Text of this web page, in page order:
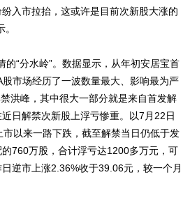
入市拉抬，这或许是目前次新股大涨的
“分水岭”。数据显示，从年初安居宝首
市场经历了一波数量最大、影响最为严
洪峰，其中很大一部分就是来自首发解
日解禁次新股上浮亏惨重。以7月22日
以来一路下跌，截至解禁当日仍低于发
760万股，合计浮亏达1200多万元，可
逆市上涨2.36%收于39.06元，较一个月